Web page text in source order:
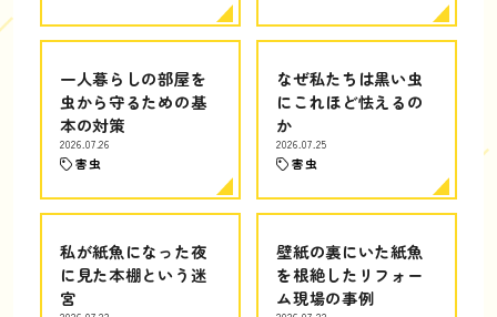
一人暮らしの部屋を
虫から守るための基
本の対策
2026.07.26
害虫
なぜ私たちは黒い虫
にこれほど怯えるの
か
2026.07.25
害虫
私が紙魚になった夜
に見た本棚という迷
宮
壁紙の裏にいた紙魚
を根絶したリフォー
ム現場の事例